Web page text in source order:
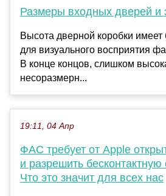
Размеры входных дверей и
Высота дверной коробки
для визуального восприятия
В конце концов, слишком
несоразмерн...
19:11, 04 Апр
ФАС требует от Apple
и разрешить
Что это значит для всех нас